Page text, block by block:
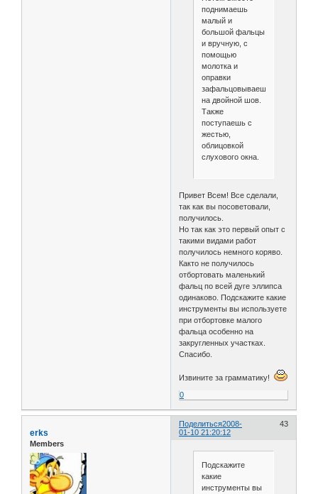
поднимаешь
малый и
большой фальцы
и вручную, с
помощью
молотка и
оправки
зафальцовываешь
на двойной шов.
Также
поступаешь с
жестью,
облицовкой
слухового окна.
Привет Всем! Все сделали,
так как вы посоветовали,
получилось.
Но так как это первый опыт с
такими видами работ
получилось немного коряво.
Както не получилось
отбортовать маленький
фальц по всей дуге эллипса
одинаково. Подскажите какие
инструменты вы используете
при отбортовке малого
фальца особенно на
закругленных участках.
Спасибо.
Извините за грамматику!
0
Поделиться 43
2008-
01-10 21:20:12
erks
Members
Подскажите
какие
инструменты вы